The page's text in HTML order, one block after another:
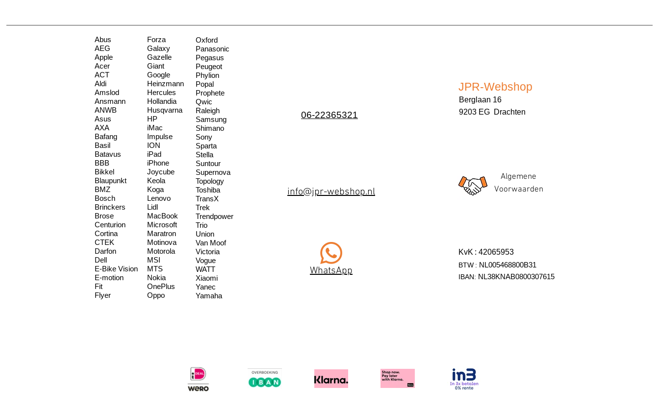
Abus
AEG
Apple
Acer
ACT
Aldi
Amslod
Ansmann
ANWB
Asus
AXA
Bafang
Basil
Batavus
BBB
Bikkel
Blaupunkt
BMZ
Bosch
Brinckers
Brose
Centurion
Cortina
CTEK
Darfon
Dell
E-Bike Vision
E-motion
Fit
Flyer
Forza
Galaxy
Gazelle
Giant
Google
Heinzmann
Hercules
Hollandia
Husqvarna
HP
iMac
Impulse
ION
iPad
iPhone
Joycube
Keola
Koga
Lenovo
Lidl
MacBook
Microsoft
Maratron
Motinova
Motorola
MSI
MTS
Nokia
OnePlus
Oppo
Oxford
Panasonic
Pegasus
Peugeot
Phylion
Popal
Prophete
Qwic
Raleigh
Samsung
Shimano
Sony
Sparta
Stella
Suntour
Supernova
Topology
Toshiba
TransX
Trek
Trendpower
Trio
Union
Van Moof
Victoria
Vogue
WATT
Xiaomi
Yanec
Yamaha
06-22365321
info@jpr-webshop.nl
WhatsApp
JPR-Webshop
Berglaan 16
9203 EG Drachten
Algemene
Voorwaarden
KvK : 42065953
BTW : NL005468800B31
IBAN: NL38KNAB0800307615